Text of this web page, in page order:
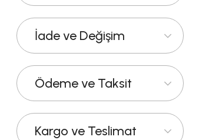
İade ve Değişim
Ödeme ve Taksit
Kargo ve Teslimat